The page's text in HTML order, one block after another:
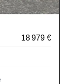
18 979 €